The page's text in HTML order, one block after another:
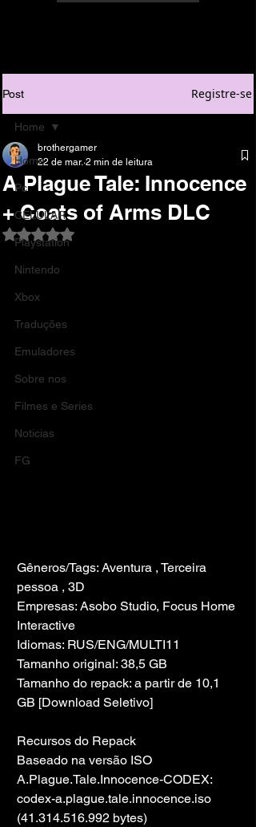
Post Registre-se
Home
Pc
CELULAR
Playstation
Nintendo
Xbox
Traduções
Emuladores
Sobre nos
Filmes e Series
Noticias
FG
Home
A Plague Tale: Innocence
+ Coats of Arms DLC
brothergamer
22 de mar. 2 min de leitura
Avaliado com NaN de 5 estrelas.
Gêneros/Tags: Aventura , Terceira
pessoa , 3D
Empresas: Asobo Studio, Focus Home
Interactive
Idiomas: RUS/ENG/MULTI11
Tamanho original: 38,5 GB
Tamanho do repack: a partir de 10,1
GB [Download Seletivo]
Recursos do Repack
Baseado na versão ISO
A.Plague.Tale.Innocence-CODEX:
codex-a.plague.tale.innocence.iso
(41.314.516.992 bytes)